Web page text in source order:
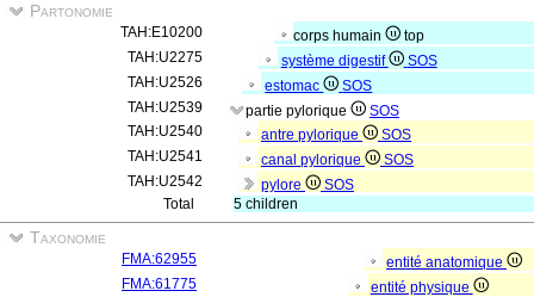
Partonomie
TAH:E10200 corps humain
top
TAH:U2275
système digestif
SOS
TAH:U2526
estomac
SOS
TAH:U2539
partie pylorique
SOS
TAH:U2540
antre pylorique
SOS
TAH:U2541
canal pylorique
SOS
TAH:U2542
pylore
SOS
Total
5 children
Taxonomie
FMA:62955
entité anatomique
FMA:61775
entité physique